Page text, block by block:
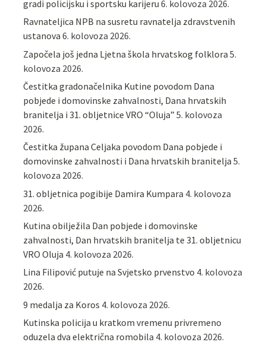
gradi policijsku i sportsku karijeru 6. kolovoza 2026.
Ravnateljica NPB na susretu ravnatelja zdravstvenih
ustanova 6. kolovoza 2026.
Započela još jedna Ljetna škola hrvatskog folklora 5.
kolovoza 2026.
Čestitka gradonačelnika Kutine povodom Dana
pobjede i domovinske zahvalnosti, Dana hrvatskih
branitelja i 31. obljetnice VRO “Oluja” 5. kolovoza
2026.
Čestitka župana Celjaka povodom Dana pobjede i
domovinske zahvalnosti i Dana hrvatskih branitelja 5.
kolovoza 2026.
31. obljetnica pogibije Damira Kumpara 4. kolovoza
2026.
Kutina obilježila Dan pobjede i domovinske
zahvalnosti, Dan hrvatskih branitelja te 31. obljetnicu
VRO Oluja 4. kolovoza 2026.
Lina Filipović putuje na Svjetsko prvenstvo 4. kolovoza
2026.
9 medalja za Koros 4. kolovoza 2026.
Kutinska policija u kratkom vremenu privremeno
oduzela dva električna romobila 4. kolovoza 2026.